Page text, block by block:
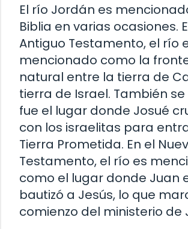
El río Jordán es
Biblia en varias ocasiones.
Antiguo Testamento, el río
mencionado como la
natural entre la tierra de
tierra de Israel. También
fue el lugar donde Josué
con los israelitas para
Tierra Prometida. En el
Testamento, el río es
como el lugar donde Juan
bautizó a Jesús, lo que
comienzo del ministerio de